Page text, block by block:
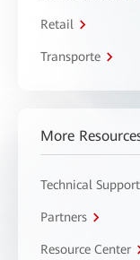
Retail
Transporte
More
Technical Support
Partners
Resource Center